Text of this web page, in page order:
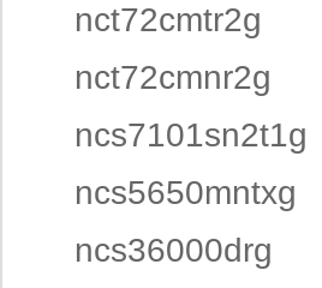
nct72cmtr2g
nct72cmnr2g
ncs7101sn2t1g
ncs5650mntxg
ncs36000drg